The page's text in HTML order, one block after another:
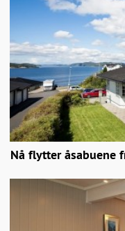
Nå flytter åsabuene